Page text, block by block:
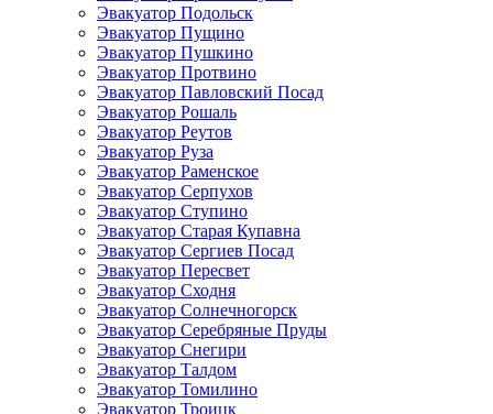
Эвакуатор Подольск
Эвакуатор Пущино
Эвакуатор Пушкино
Эвакуатор Протвино
Эвакуатор Павловский Посад
Эвакуатор Рошаль
Эвакуатор Реутов
Эвакуатор Руза
Эвакуатор Раменское
Эвакуатор Серпухов
Эвакуатор Ступино
Эвакуатор Старая Купавна
Эвакуатор Сергиев Посад
Эвакуатор Пересвет
Эвакуатор Сходня
Эвакуатор Солнечногорск
Эвакуатор Серебряные Пруды
Эвакуатор Снегири
Эвакуатор Талдом
Эвакуатор Томилино
Эвакуатор Троицк